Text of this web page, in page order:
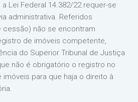
Lei Federal 14.382/22 requer-se
administrativa. Referidos
não se encontram
de imóveis competente,
do Superior Tribunal de Justiça
não é obrigatório o registro no
para que haja o direito à